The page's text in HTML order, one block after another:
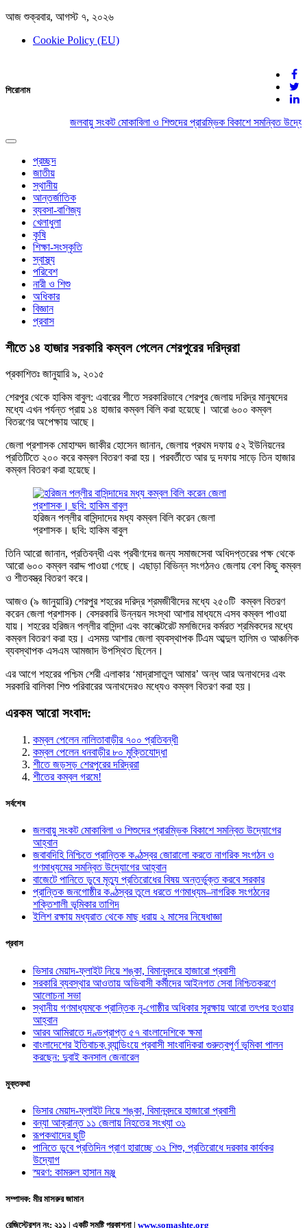
আজ শুক্রবার, আগস্ট ৭, ২০২৬
Cookie Policy (EU)
দেশের খবর
যুক্ত থাকুন দেশের সঙ্গে
শিরোনাম
জলবায়ু সংকট মোকাবিলা ও শিশুদের প্রারম্ভিক বিকাশে সমন্বিত
Toggle
navigation
প্রচ্ছদ
জাতীয়
স্থানীয়
আন্তর্জাতিক
ব্যবসা-বাণিজ্য
খেলাধুলা
কৃষি
শিক্ষা-সংস্কৃতি
স্বাস্থ্য
পরিবেশ
নারী ও শিশু
অধিকার
বিজ্ঞান
প্রবাস
শীতে ১৪ হাজার সরকারি কম্বল পেলেন শেরপুরের দরিদ্ররা
প্রকাশিতঃ জানুয়ারি ৯, ২০১৫
শেরপুর থেকে হাকিম বাবুল: এবারের শীতে সরকারিভাবে শেরপুর জেলায় দরিদ্র মানুষদের
মধ্যে এখন পর্যন্ত প্রায় ১৪ হাজার কম্বল বিলি করা হয়েছে। আরো ৬০০ কম্বল
বিতরণের অপেক্ষায় আছে।
জেলা প্রশাসক মোহাম্মদ জাকীর হোসেন জানান, জেলায় প্রথম দফায় ৫২ ইউনিয়নের
প্রতিটিতে ২০০ করে কম্বল বিতরণ করা হয়। পরবর্তীতে আর দু দফায় সাড়ে তিন হাজার
কম্বল বিতরণ করা হয়েছে।
হরিজন পল্লীর বাসিন্দাদের মধ্য কম্বল বিলি করেন জেলা
প্রশাসক। ছবি: হাকিম বাবুল
তিনি আরো জানান, প্রতিবন্ধী এবং প্রবীণদের জন্য সমাজসেবা অধিদপ্তরের পক্ষ থেকে
আরো ৬০০ কম্বল বরাদ্দ পাওয়া গেছে। এছাড়া বিভিন্ন সংগঠনও জেলায় বেশ কিছু কম্বল
ও শীতবস্ত্র বিতরণ করে।
আজও (৯ জানুয়ারি) শেরপুর শহরের দরিদ্র শ্রমজীবীদের মধ্যে ২৫০টি কম্বল বিতরণ
করেন জেলা প্রশাসক। বেসরকারি উন্নয়ন সংস্থা আশার মাধ্যমে এসব কম্বল পাওয়া
যায়। শহরের হরিজন পল্লীর বাসিন্দা এবং কালেক্টরেট মসজিদের কর্মরত শ্রমিকদের মধ্যে
কম্বল বিতরণ করা হয়। এসময় আশার জেলা ব্যবস্থাপক টিএম আব্দুল হালিম ও আঞ্চলিক
ব্যবস্থাপক এসএম আমজাদ উপস্থিত ছিলেন।
এর আগে শহরের পশ্চিম শেরী এলাকার ‘মাদ্রাসাতুল আমার’ অন্ধ আর অনাথদের এবং
সরকারি বালিকা শিশু পরিবারের অনাথদেরও মধ্যেও কম্বল বিতরণ করা হয়।
এরকম আরো সংবাদ:
কম্বল পেলেন নালিতাবাড়ীর ৭০০ প্রতিবন্ধী
কম্বল পেলেন ধনবাড়ীর ৮০ মুক্তিযোদ্ধা
শীতে জড়সড় শেরপুরের দরিদ্ররা
শীতের কম্বল গরমে!
সর্বশেষ
জলবায়ু সংকট মোকাবিলা ও শিশুদের প্রারম্ভিক বিকাশে সমন্বিত উদ্যোগের
আহ্বান
জবাবদিহি নিশ্চিতে প্রান্তিক কণ্ঠস্বর জোরালো করতে নাগরিক সংগঠন ও
গণমাধ্যমের সমন্বিত উদ্যোগের আহ্বান
বাজেটে পানিতে ডুবে মৃত্যু প্রতিরোধের বিষয় অন্তর্ভুক্ত করবে সরকার
প্রান্তিক জনগোষ্ঠীর কণ্ঠস্বর তুলে ধরতে গণমাধ্যম–নাগরিক সংগঠনের
শক্তিশালী ভূমিকার তাগিদ
ইলিশ রক্ষায় মধ্যরাত থেকে মাছ ধরায় ২ মাসের নিষেধাজ্ঞা
প্রবাস
ভিসার মেয়াদ-ফ্লাইট নিয়ে শঙ্কা, বিমানবন্দরে হাজারো প্রবাসী
সরকারি ব্যবস্থার আওতায় অভিবাসী কর্মীদের আইনগত সেবা নিশ্চিতকরণে
আলোচনা সভা
স্থানীয় গণমাধ্যমকে প্রান্তিক নৃ-গোষ্ঠীর অধিকার সুরক্ষায় আরো তৎপর হওয়ার
আহ্বান
আরব আমিরাতে দণ্ডপ্রাপ্ত ৫৭ বাংলাদেশিকে ক্ষমা
বাংলাদেশের ইতিবাচক ব্র্যান্ডিংয়ে প্রবাসী সাংবাদিকরা গুরুত্বপূর্ণ ভূমিকা পালন
করছেন: দুবাই কনসাল জেনারেল
মুক্তকথা
ভিসার মেয়াদ-ফ্লাইট নিয়ে শঙ্কা, বিমানবন্দরে হাজারো প্রবাসী
বন্যা আক্রান্ত ১১ জেলায় নিহতের সংখ্যা ৩১
রূপকথাদের ছুটি
পানিতে ডুবে প্রতিদিন প্রাণ হারাচ্ছে ৩২ শিশু, প্রতিরোধে দরকার কার্যকর
উদ্যোগ
স্মরণ: কামরুল হাসান মঞ্জু
সম্পাদক: মীর মাসরুর জামান
রেজিস্ট্রেশন নং: ২১১ | একটি সমষ্টি প্রকাশনা | www.somashte.org